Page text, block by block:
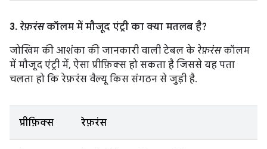
3. रेफ़रंसकॉलम में मौजूद एंट्री का क्या मतलब है?
जोखिम की आशंका की जानकारी वाली टेबल के रेफ़रंसकॉलम
में मौजूद एंट्री में, ऐसा प्रीफ़िक्स हो सकता है जिससे यह पता
चलता हो कि रेफ़रंस वैल्यू किस संगठन से जुड़ी है.
प्रीफ़िक्स रेफ़रंस